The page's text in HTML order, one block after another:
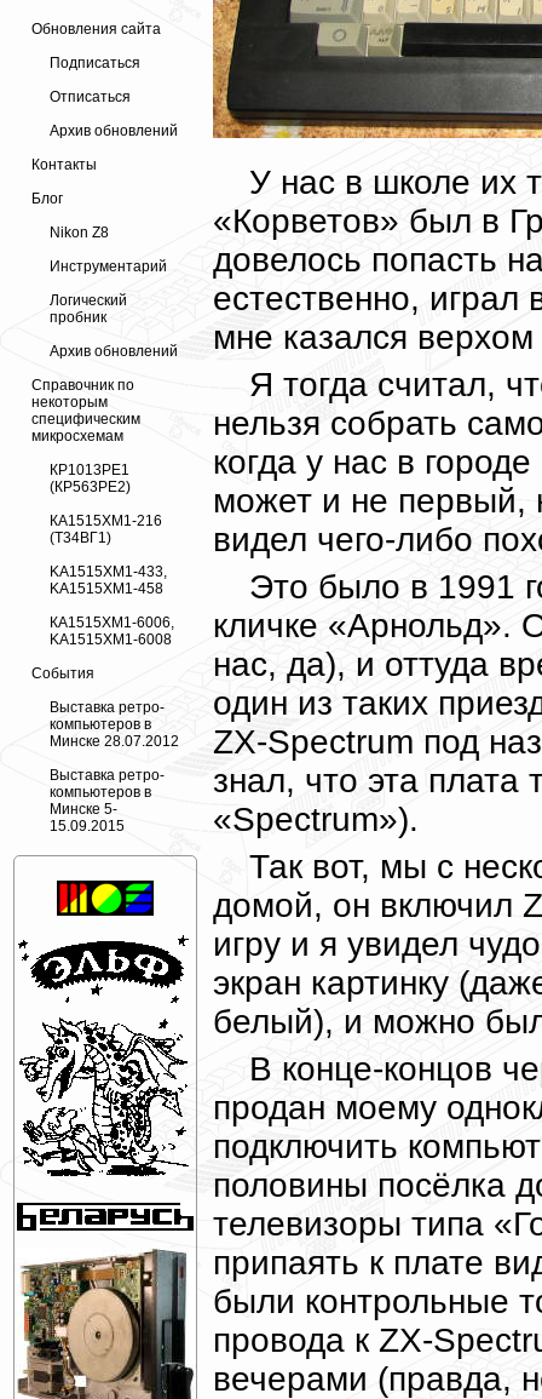
Обновления сайта
Подписаться
Отписаться
Архив обновлений
Контакты
Блог
Nikon Z8
Инструментарий
Логический
пробник
Архив обновлений
Справочник по
некоторым
специфическим
микросхемам
КР1013РЕ1
(КР563РЕ2)
КА1515ХМ1-216
(Т34ВГ1)
KA1515XM1-433,
KA1515XM1-458
КА1515ХМ1-6006,
KA1515XM1-6008
События
Выставка ретро-
компьютеров в
Минске 28.07.2012
Выставка ретро-
компьютеров в
Минске 5-
15.09.2015
У нас в школе их
«Корветов» был в
довелось попасть
естественно,
мне казался
Я тогда считал,
нельзя собрать
когда у нас в
может и не первый,
видел чего-либо
Это было в 1991
кличке «Арнольд».
нас, да), и оттуда
один из таких
ZX-Spectrum под
знал, что эта плата
«Spectrum»).
Так вот, мы с
домой, он включил
игру и я увидел
экран картинку
белый), и можно
В конце-концов
продан моему
подключить
половины посёлка
телевизоры типа
припаять к плате
были контрольные
провода к ZX-
вечерами (правда,